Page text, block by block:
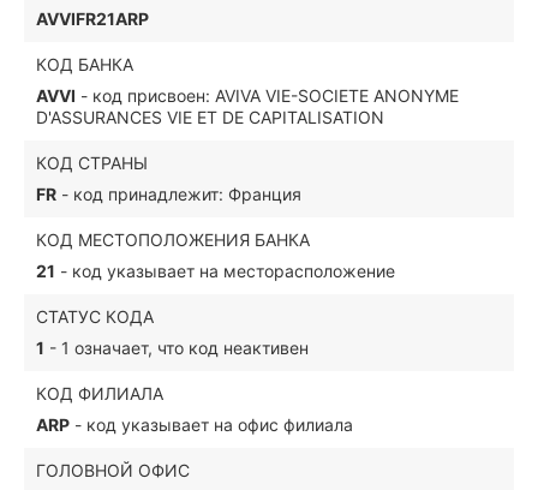
AVVIFR21ARP
КОД БАНКА
AVVI - код присвоен: AVIVA VIE-SOCIETE ANONYME
D'ASSURANCES VIE ET DE CAPITALISATION
КОД СТРАНЫ
FR - код принадлежит: Франция
КОД МЕСТОПОЛОЖЕНИЯ БАНКА
21 - код указывает на месторасположение
СТАТУС КОДА
1 - 1 означает, что код неактивен
КОД ФИЛИАЛА
ARP - код указывает на офис филиала
ГОЛОВНОЙ ОФИС